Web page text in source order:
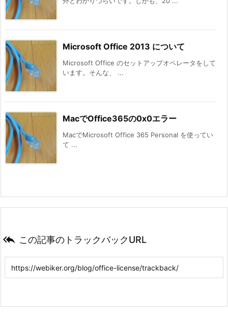
Microsoft Office 2013 について
Microsoft Office のセットアップオペレータをして
います。そんな、 ...
MacでOffice365の0x0エラー
MacでMicrosoft Office 365 Personal を使ってい
て ...
 この記事のトラックバックURL